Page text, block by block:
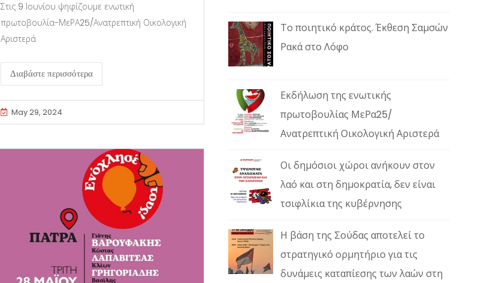
Στις 9 Ιουνίου ψηφίζουμε ενωτική
πρωτοβουλία-ΜεΡΑ25/Ανατρεπτική Οικολογική
Αριστερά
Διαβάστε περισσότερα
May 29, 2024
Το ποιητικό κράτος. Έκθεση Σαμσών
Ρακά στο Λόφο
Εκδήλωση της ενωτικής
πρωτοβουλίας ΜεΡα25/
Ανατρεπτική Οικολογική Αριστερά
Οι δημόσιοι χώροι ανήκουν στον
λαό και στη δημοκρατία, δεν είναι
τσιφλίκια της κυβέρνησης
Η βάση της Σούδας αποτελεί το
στρατηγικό ορμητήριο για τις
δυνάμεις καταπίεσης των λαών στη